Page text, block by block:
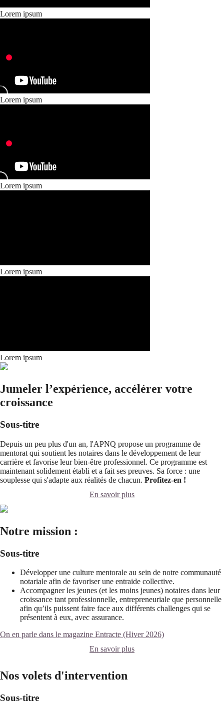
Lorem ipsum
Lorem ipsum
Lorem ipsum
Lorem ipsum
Lorem ipsum
Jumeler l’expérience, accélérer votre
croissance
Sous-titre
Depuis un peu plus d'un an, l'APNQ propose un programme de
mentorat qui soutient les notaires dans le développement de leur
carrière et favorise leur bien-être professionnel. Ce programme est
maintenant solidement établi et a fait ses preuves. Sa force : une
souplesse qui s'adapte aux réalités de chacun. Profitez-en !
En savoir plus
Notre mission :
Sous-titre
Développer une culture mentorale au sein de notre communauté
notariale afin de favoriser une entraide collective.
Accompagner les jeunes (et les moins jeunes) notaires dans leur
croissance tant professionnelle, entrepreneuriale que personnelle
afin qu’ils puissent faire face aux différents challenges qui se
présentent à eux, avec assurance.
On en parle dans le magazine Entracte (Hiver 2026)
En savoir plus
Nos volets d'intervention
Sous-titre